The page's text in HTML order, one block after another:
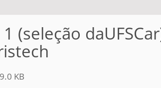
(seleção
KB